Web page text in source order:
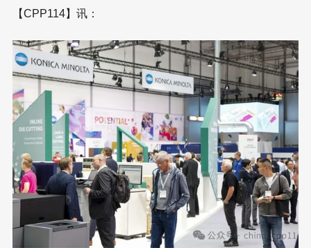
【CPP114】讯：